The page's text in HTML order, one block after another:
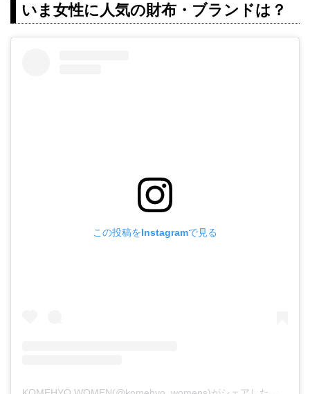
いま女性に人気の財布・ブランドは？
この投稿をInstagramで見る